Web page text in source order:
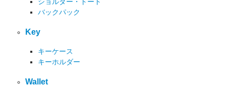
バックパック
Key
キーケース
キーホルダー
Wallet